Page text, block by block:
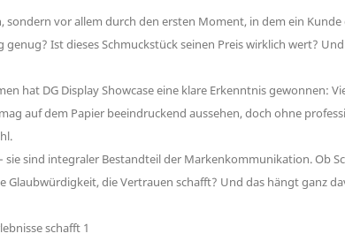
vor allem durch den ersten Moment, in dem ein
Ist dieses Schmuckstück seinen Preis wirklich wert?
hat DG Display Showcase eine klare Erkenntnis gewonnen:
auf dem Papier beeindruckend aussehen, doch ohne
sind integraler Bestandteil der Markenkommunikation. Ob
die Vertrauen schafft? Und das hängt ganz